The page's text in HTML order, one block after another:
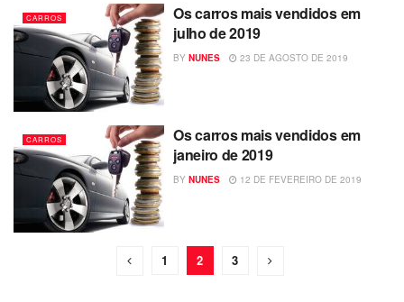
CARROS
Os carros mais vendidos em
julho de 2019
BY NUNES 23 DE AGOSTO DE 2019
CARROS
Os carros mais vendidos em
janeiro de 2019
BY NUNES 12 DE FEVEREIRO DE 2019
1 2 3